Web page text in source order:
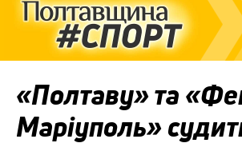
«Полтаву» та
Маріуполь»